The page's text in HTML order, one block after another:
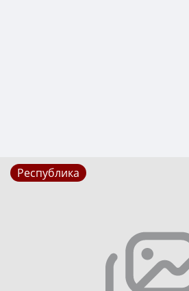
Республика